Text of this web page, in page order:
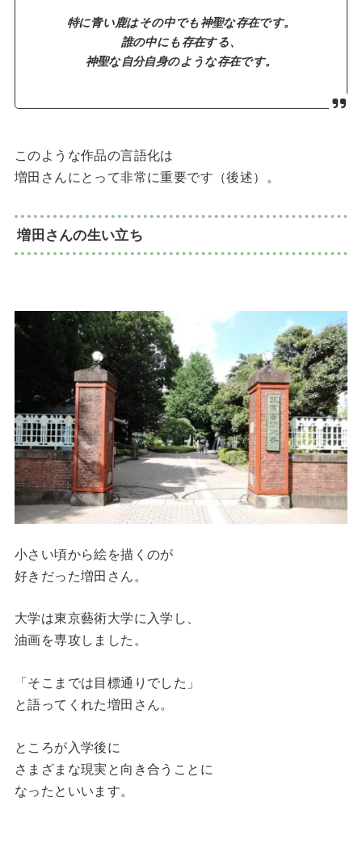
特に青い鹿はその中でも神聖な存在です。
誰の中にも存在する、
神聖な自分自身のような存在です。
このような作品の言語化は
増田さんにとって非常に重要です（後述）。
増田さんの生い立ち
小さい頃から絵を描くのが
好きだった増田さん。
大学は東京藝術大学に入学し、
油画を専攻しました。
「そこまでは目標通りでした」
と語ってくれた増田さん。
ところが入学後に
さまざまな現実と向き合うことに
なったといいます。